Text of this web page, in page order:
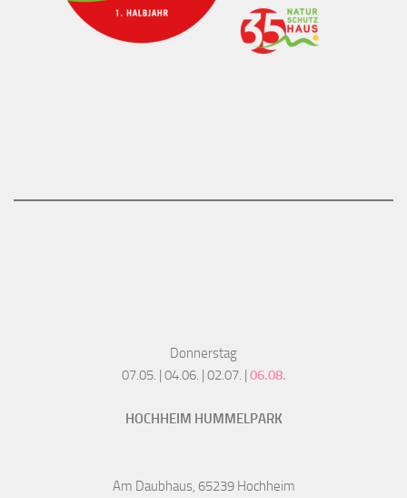
Donnerstag
07.05. | 04.06. | 02.07. | 06.08.
HOCHHEIM HUMMELPARK
Am Daubhaus, 65239 Hochheim